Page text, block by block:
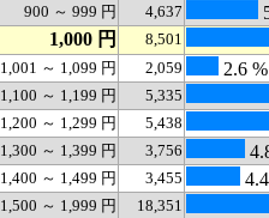
900 ～ 999 円
4,637
1,000 円
8,501
1,001 ～ 1,099 円
2,059 2.6 %
1,100 ～ 1,199 円
5,335
1,200 ～ 1,299 円
5,438
1,300 ～ 1,399 円
3,756
1,400 ～ 1,499 円 3,455
1,500 ～ 1,999 円
18,351